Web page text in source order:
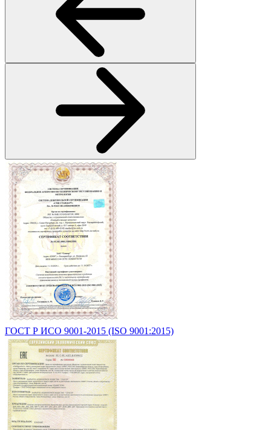
ГОСТ Р ИСО 9001-2015 (ISO 9001:2015)